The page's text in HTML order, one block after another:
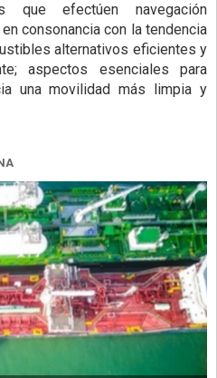
que efectúen navegación
consonancia con la tendencia
alternativos eficientes y
aspectos esenciales para
una movilidad más limpia y